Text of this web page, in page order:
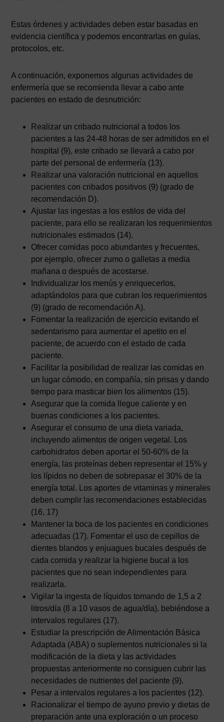
Estas órdenes y actividades deben estar basadas en
evidencia científica y podemos encontrarlas en guías,
protocolos, etc.
A continuación, exponemos algunas actividades de
enfermería que se recomienda llevar a cabo ante
pacientes en estado de desnutrición:
Realizar un cribado nutricional a todos los
pacientes a las 24-48 horas de ser admitidos en el
hospital (9), este cribado se llevará a cabo por
parte del personal de enfermería (13).
Realizar una valoración nutricional en aquellos
pacientes con cribados positivos (9) (grado de
recomendación D).
Ajustar las ingestas a los estilos de vida del
paciente, para ello se realizaran los requerimientos
nutricionales estimados (14).
Ofrecer comidas poco abundantes y frecuentes,
por ejemplo, ofrecer zumo o galletas a media
mañana o después de acostarse.
Individualizar los menús y enriquecerlos,
adaptándolos para que cubran los requerimientos
(9) (grado de recomendación A).
Fomentar la realización de ejercicio evitando el
sedentarismo para aumentar el apetito en el
paciente, de acuerdo con el estado de cada
paciente.
Facilitar la posibilidad de realizar las comidas en
un lugar cómodo, en compañía, sin prisas y dando
tiempo para masticar bien los alimentos (15).
Asegurar que la comida llegue caliente y en
buenas condiciones a los pacientes.
Asegurar el consumo de una dieta variada,
incluyendo alimentos de origen vegetal. Los
carbohidratos deben aportar el 50-60% de la
energía, las proteínas deben representar el 15% y
los lípidos no deben de sobrepasar el 30% de la
energía total. Los aportes de vitaminas y minerales
deben cumplir las recomendaciones establecidas
(16, 17).
Mantener la boca de los pacientes en condiciones
adecuadas (17). Fomentar el uso de cepillos de
dientes blandos y enjuagues bucales después de
cada comida y realizar la higiene bucal a los
pacientes que no sean independientes para
realizarla.
Vigilar la ingesta de líquidos tomando de 1,5 a 2
litros/día (8 a 10 vasos de agua/día), bebiéndose a
intervalos regulares (17).
Estudiar la prescripción de Alimentación Básica
Adaptada (ABA) o suplementos nutricionales si la
modificación de la dieta y las actividades
propuestas anteriormente no consiguen cubrir las
necesidades de nutrientes del paciente (9).
Pesar a intervalos regulares a los pacientes (12).
Racionalizar el tiempo de ayuno previo y dietas de
preparación ante una exploración o un proceso